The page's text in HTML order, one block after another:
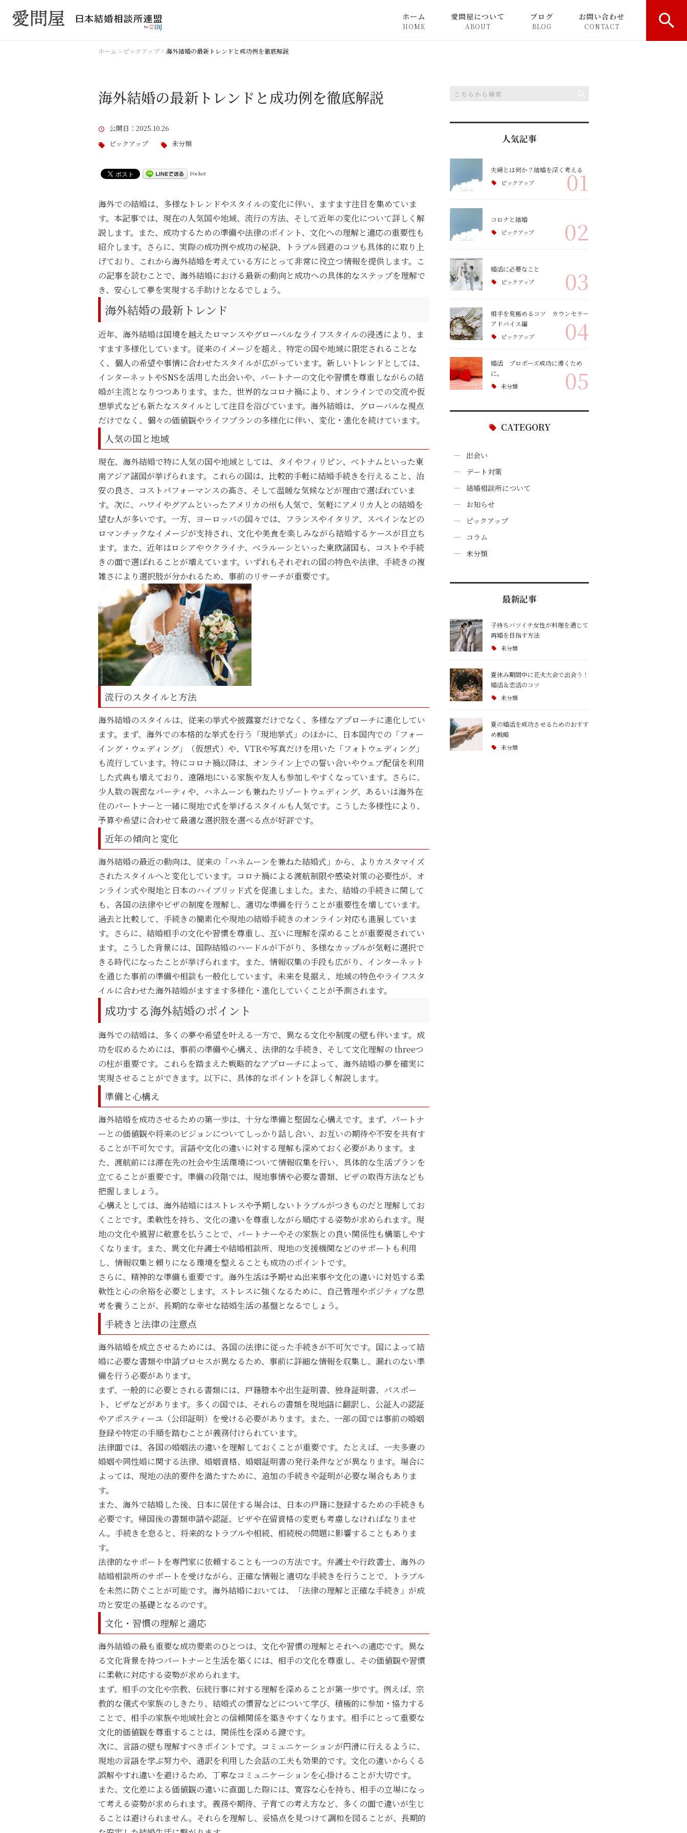
ホーム
HOME
愛問屋について
ABOUT
ブログ
BLOG
お問い合わせ
CONTACT
ホーム > ピックアップ > 海外結婚の最新トレンドと成功例を徹底解説
海外結婚の最新トレンドと成功例を徹底解説
公開日 ：2025.10.26
ピックアップ
未分類
Pocket
海外での結婚は、多様なトレンドやスタイルの変化に伴い、ますます注目を集めていま
す。本記事では、現在の人気国や地域、流行の方法、そして近年の変化について詳しく解
説します。また、成功するための準備や法律のポイント、文化への理解と適応の重要性も
紹介します。さらに、実際の成功例や成功の秘訣、トラブル回避のコツも具体的に取り上
げており、これから海外結婚を考えている方にとって非常に役立つ情報を提供します。こ
の記事を読むことで、海外結婚における最新の動向と成功への具体的なステップを理解で
き、安心して夢を実現する手助けとなるでしょう。
海外結婚の最新トレンド
近年、海外結婚は国境を越えたロマンスやグローバルなライフスタイルの浸透により、ま
すます多様化しています。従来のイメージを超え、特定の国や地域に限定されることな
く、個人の希望や事情に合わせたスタイルが広がっています。新しいトレンドとしては、
インターネットやSNSを活用した出会いや、パートナーの文化や習慣を尊重しながらの結
婚が主流となりつつあります。また、世界的なコロナ禍により、オンラインでの交流や仮
想挙式なども新たなスタイルとして注目を浴びています。海外結婚は、グローバルな視点
だけでなく、個々の価値観やライフプランの多様化に伴い、変化・進化を続けています。
人気の国と地域
現在、海外結婚で特に人気の国や地域としては、タイやフィリピン、ベトナムといった東
南アジア諸国が挙げられます。これらの国は、比較的手軽に結婚手続きを行えること、治
安の良さ、コストパフォーマンスの高さ、そして温暖な気候などが理由で選ばれていま
す。次に、ハワイやグアムといったアメリカの州も人気で、気軽にアメリカ人との結婚を
望む人が多いです。一方、ヨーロッパの国々では、フランスやイタリア、スペインなどの
ロマンチックなイメージが支持され、文化や美食を楽しみながら結婚するケースが目立ち
ます。また、近年はロシアやウクライナ、ベラルーシといった東欧諸国も、コストや手続
きの面で選ばれることが増えています。いずれもそれぞれの国の特色や法律、手続きの複
雑さにより選択肢が分かれるため、事前のリサーチが重要です。
流行のスタイルと方法
海外結婚のスタイルは、従来の挙式や披露宴だけでなく、多様なアプローチに進化してい
ます。まず、海外での本格的な挙式を行う「現地挙式」のほかに、日本国内での「フォー
イング・ウェディング」（仮想式）や、VTRや写真だけを用いた「フォトウェディング」
も流行しています。特にコロナ禍以降は、オンライン上での誓い合いやウェブ配信を利用
した式典も増えており、遠隔地にいる家族や友人も参加しやすくなっています。さらに、
少人数の親密なパーティや、ハネムーンも兼ねたリゾートウェディング、あるいは海外在
住のパートナーと一緒に現地で式を挙げるスタイルも人気です。こうした多様性により、
予算や希望に合わせて最適な選択肢を選べる点が好評です。
近年の傾向と変化
海外結婚の最近の動向は、従来の「ハネムーンを兼ねた結婚式」から、よりカスタマイズ
されたスタイルへと変化しています。コロナ禍による渡航制限や感染対策の必要性が、オ
ンライン式や現地と日本のハイブリッド式を促進しました。また、結婚の手続きに関して
も、各国の法律やビザの制度を理解し、適切な準備を行うことが重要性を増しています。
過去と比較して、手続きの簡素化や現地の結婚手続きのオンライン対応も進展していま
す。さらに、結婚相手の文化や習慣を尊重し、互いに理解を深めることが重要視されてい
ます。こうした背景には、国際結婚のハードルが下がり、多様なカップルが気軽に選択で
きる時代になったことが挙げられます。また、情報収集の手段も広がり、インターネット
を通じた事前の準備や相談も一般化しています。未来を見据え、地域の特色やライフスタ
イルに合わせた海外結婚がますます多様化・進化していくことが予測されます。
成功する海外結婚のポイント
海外での結婚は、多くの夢や希望を叶える一方で、異なる文化や制度の壁も伴います。成
功を収めるためには、事前の準備や心構え、法律的な手続き、そして文化理解の threeつ
の柱が重要です。これらを踏まえた戦略的なアプローチによって、海外結婚の夢を確実に
実現させることができます。以下に、具体的なポイントを詳しく解説します。
準備と心構え
海外結婚を成功させるための第一歩は、十分な準備と堅固な心構えです。まず、パートナ
ーとの価値観や将来のビジョンについてしっかり話し合い、お互いの期待や不安を共有す
ることが不可欠です。言語や文化の違いに対する理解も深めておく必要があります。ま
た、渡航前には滞在先の社会や生活環境について情報収集を行い、具体的な生活プランを
立てることが重要です。準備の段階では、現地事情や必要な書類、ビザの取得方法なども
把握しましょう。
心構えとしては、海外結婚にはストレスや予期しないトラブルがつきものだと理解してお
くことです。柔軟性を持ち、文化の違いを尊重しながら順応する姿勢が求められます。現
地の文化や風習に敬意を払うことで、パートナーやその家族との良い関係性も構築しやす
くなります。また、異文化弁護士や結婚相談所、現地の支援機関などのサポートも利用
し、情報収集と頼りになる環境を整えることも成功のポイントです。
さらに、精神的な準備も重要です。海外生活は予期せぬ出来事や文化の違いに対処する柔
軟性と心の余裕を必要とします。ストレスに強くなるために、自己管理やポジティブな思
考を養うことが、長期的な幸せな結婚生活の基盤となるでしょう。
手続きと法律の注意点
海外結婚を成立させるためには、各国の法律に従った手続きが不可欠です。国によって結
婚に必要な書類や申請プロセスが異なるため、事前に詳細な情報を収集し、漏れのない準
備を行う必要があります。
まず、一般的に必要とされる書類には、戸籍謄本や出生証明書、独身証明書、パスポー
ト、ビザなどがあります。多くの国では、それらの書類を現地語に翻訳し、公証人の認証
やアポスティーユ（公印証明）を受ける必要があります。また、一部の国では事前の婚姻
登録や特定の手順を踏むことが義務付けられています。
法律面では、各国の婚姻法の違いを理解しておくことが重要です。たとえば、一夫多妻の
婚姻や同性婚に関する法律、婚姻資格、婚姻証明書の発行条件などが異なります。場合に
よっては、現地の法的要件を満たすために、追加の手続きや証明が必要な場合もありま
す。
また、海外で結婚した後、日本に居住する場合は、日本の戸籍に登録するための手続きも
必要です。帰国後の書類申請や認証、ビザや在留資格の変更も考慮しなければなりませ
ん。手続きを怠ると、将来的なトラブルや相続、相続税の問題に影響することもありま
す。
法律的なサポートを専門家に依頼することも一つの方法です。弁護士や行政書士、海外の
結婚相談所のサポートを受けながら、正確な情報と適切な手続きを行うことで、トラブル
を未然に防ぐことが可能です。海外結婚においては、「法律の理解と正確な手続き」が成
功と安定の基礎となるのです。
文化・習慣の理解と適応
海外結婚の最も重要な成功要素のひとつは、文化や習慣の理解とそれへの適応です。異な
る文化背景を持つパートナーと生活を築くには、相手の文化を尊重し、その価値観や習慣
に柔軟に対応する姿勢が求められます。
まず、相手の文化や宗教、伝統行事に対する理解を深めることが第一歩です。例えば、宗
教的な儀式や家族のしきたり、結婚式の慣習などについて学び、積極的に参加・協力する
ことで、相手の家族や地域社会との信頼関係を築きやすくなります。相手にとって重要な
文化的価値観を尊重することは、関係性を深める鍵です。
次に、言語の壁も理解すべきポイントです。コミュニケーションが円滑に行えるように、
現地の言語を学ぶ努力や、通訳を利用した会話の工夫も効果的です。文化の違いからくる
誤解やすれ違いを避けるため、丁寧なコミュニケーションを心掛けることが大切です。
また、文化差による価値観の違いに直面した際には、寛容な心を持ち、相手の立場になっ
て考える姿勢が求められます。義務や期待、子育ての考え方など、多くの面で違いが生じ
ることは避けられません。それらを理解し、妥協点を見つけて調和を図ることが、長期的
人気記事
夫婦とは何か？結婚を深く考える
ピックアップ 01
コロナと結婚
ピックアップ 02
婚活に必要なこと
ピックアップ 03
相手を見極めるコツ カウンセラー
アドバイス編
ピックアップ 04
婚活 プロポーズ成功に導くため
に。
未分類 05
CATEGORY
出会い
デート対策
結婚相談所について
お知らせ
ピックアップ
コラム
未分類
最新記事
子持ちバツイチ女性が料理を通じて
再婚を目指す方法
未分類
夏休み期間中に花火大会で出会う！
婚活＆恋活のコツ
未分類
夏の婚活を成功させるためのおすす
め戦略
未分類